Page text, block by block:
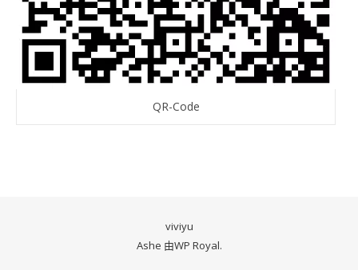
QR-Code
viviyu
Ashe 由WP Royal.